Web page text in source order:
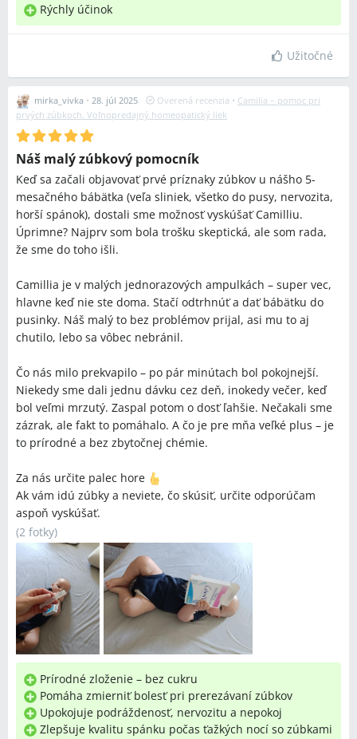
Rýchly účinok
Užitočné
mirka_vivka • 28. júl 2025 Overená recenzia • Camilia – pomoc pri
prvých zúbkoch. Voľnopredajný homeopatický liek
Náš malý zúbkový pomocník
Keď sa začali objavovať prvé príznaky zúbkov u nášho 5-
mesačného bábätka (veľa sliniek, všetko do pusy, nervozita,
horší spánok), dostali sme možnosť vyskúšať Camilliu.
Úprimne? Najprv som bola trošku skeptická, ale som rada,
že sme do toho išli.
Camillia je v malých jednorazových ampulkách – super vec,
hlavne keď nie ste doma. Stačí odtrhnúť a dať bábätku do
pusinky. Náš malý to bez problémov prijal, asi mu to aj
chutilo, lebo sa vôbec nebránil.
Čo nás milo prekvapilo – po pár minútach bol pokojnejší.
Niekedy sme dali jednu dávku cez deň, inokedy večer, keď
bol veľmi mrzutý. Zaspal potom o dosť ľahšie. Nečakali sme
zázrak, ale fakt to pomáhalo. A čo je pre mňa veľké plus – je
to prírodné a bez zbytočnej chémie.
Za nás určite palec hore
Ak vám idú zúbky a neviete, čo skúsiť, určite odporúčam
aspoň vyskúšať.
(2 fotky)
Prírodné zloženie – bez cukru
Pomáha zmierniť bolesť pri prerezávaní zúbkov
Upokojuje podráždenosť, nervozitu a nepokoj
Zlepšuje kvalitu spánku počas ťažkých nocí so zúbkami